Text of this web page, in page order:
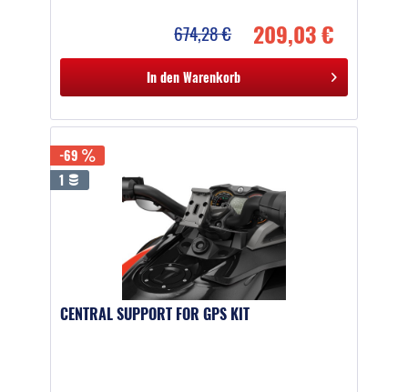
209,03 €
674,28 €
In den Warenkorb
-69
1
CENTRAL SUPPORT FOR GPS KIT